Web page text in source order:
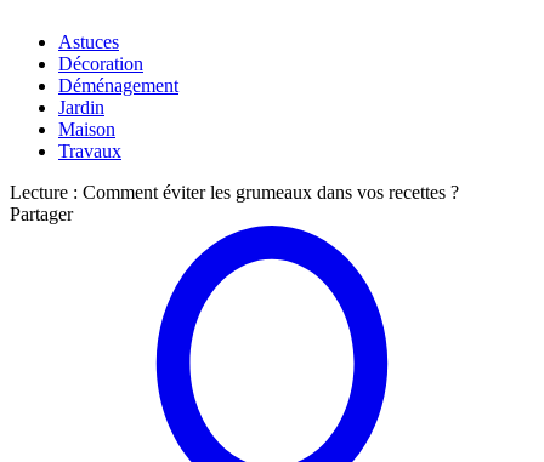
Astuces
Décoration
Déménagement
Jardin
Maison
Travaux
Lecture : Comment éviter les grumeaux dans vos recettes ?
Partager